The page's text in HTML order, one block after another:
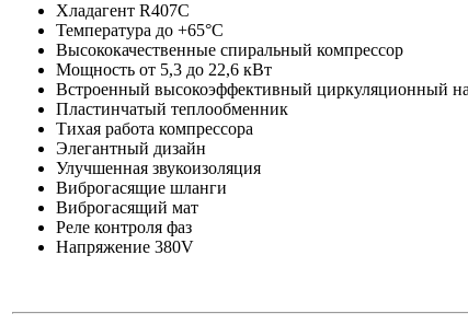
Хладагент R407C
Температура до +65°C
Высококачественные спиральный компрессор
Мощность от 5,3 до 22,6 кВт
Встроенный высокоэффективный циркуляционный
Пластинчатый теплообменник
Тихая работа компрессора
Элегантный дизайн
Улучшенная звукоизоляция
Виброгасящие шланги
Виброгасящий мат
Реле контроля фаз
Напряжение 380V